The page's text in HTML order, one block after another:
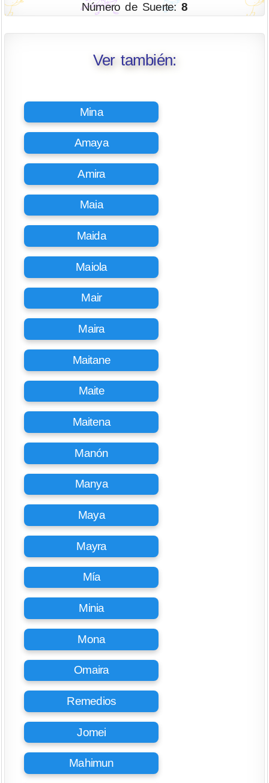
Número de Suerte: 8
Ver también:
Mina
Amaya
Amira
Maia
Maida
Maiola
Mair
Maira
Maitane
Maite
Maitena
Manón
Manya
Maya
Mayra
Mía
Minia
Mona
Omaira
Remedios
Jomei
Mahimun